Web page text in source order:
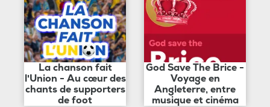
La chanson fait
l'Union - Au cœur des
chants de supporters
de foot
God Save The Brice -
Voyage en
Angleterre, entre
musique et cinéma